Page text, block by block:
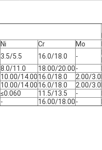
Ni Cr Mo
3.5/5.5 16.0/18.0 -
8.0/11.0 18.00/20.00-
10.00/14.0016.0/18.0 2.00/3.0
10.00/14.0016.0/18.0 2.00/3.0
≤0.060 11.5/13.5 -
- 16.00/18.00-